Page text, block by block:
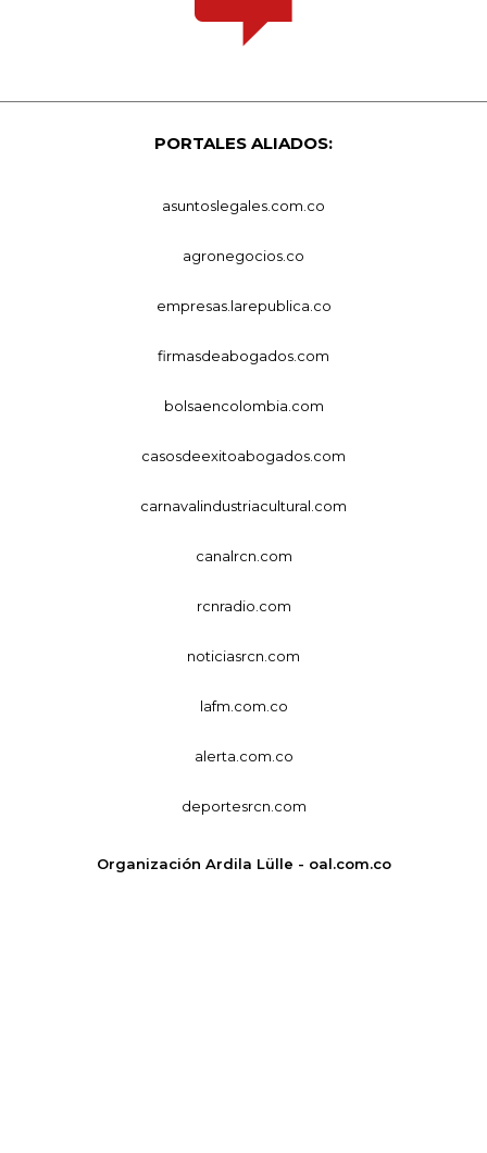
PORTALES ALIADOS:
asuntoslegales.com.co
agronegocios.co
empresas.larepublica.co
firmasdeabogados.com
bolsaencolombia.com
casosdeexitoabogados.com
carnavalindustriacultural.com
canalrcn.com
rcnradio.com
noticiasrcn.com
lafm.com.co
alerta.com.co
deportesrcn.com
Organización Ardila Lülle - oal.com.co